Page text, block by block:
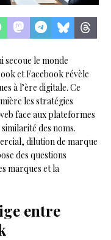
le monde
et Facebook révèle
à l’ère digitale. Ce
les stratégies
face aux plateformes
des noms.
dilution de marque
des questions
marques et la
entre